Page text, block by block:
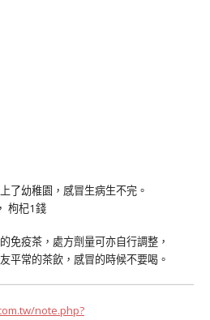
了幼稚園，感冒生病生不完。
枸杞1錢
免疫茶，處方劑量可亦自行調整，
平常的茶飲，感冒的時候不要喝。
note.php?